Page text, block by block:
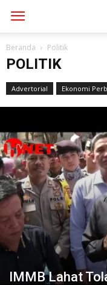
Beranda Politik
POLITIK
Advertorial Ekonomi
IMMB Lahat